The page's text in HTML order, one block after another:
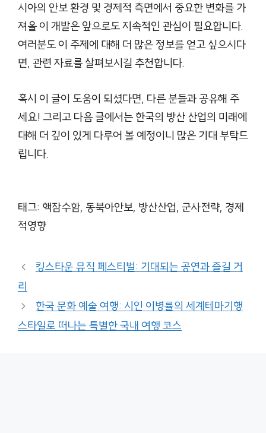
시아의 안보 환경 및 경제적 측면에서 중요한 변화를 가
져올 이 개발은 앞으로도 지속적인 관심이 필요합니다.
여러분도 이 주제에 대해 더 많은 정보를 얻고 싶으시다
면, 관련 자료를 살펴보시길 추천합니다.
혹시 이 글이 도움이 되셨다면, 다른 분들과 공유해 주
세요! 그리고 다음 글에서는 한국의 방산 산업의 미래에
대해 더 깊이 있게 다루어 볼 예정이니 많은 기대 부탁드
립니다.
태그: 핵잠수함, 동북아안보, 방산산업, 군사전략, 경제
적영향
킹스타운 뮤직 페스티벌: 기대되는 공연과 즐길 거
리
한국 문화 예술 여행: 시인 이병률의 세계테마기행
스타일로 떠나는 특별한 국내 여행 코스